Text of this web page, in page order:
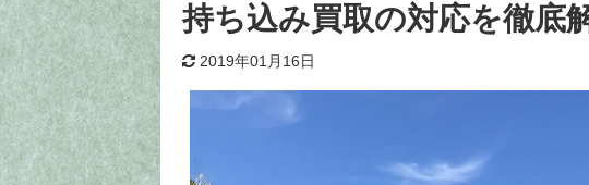
持ち込み買取の対応を徹底
2019年01月16日